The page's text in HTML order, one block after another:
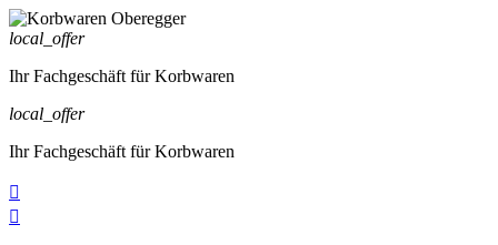
local_offer
Ihr Fachgeschäft für Korbwaren
local_offer
Ihr Fachgeschäft für Korbwaren

